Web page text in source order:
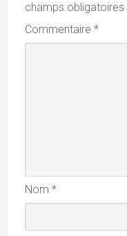
champs
Commentaire *
Nom *